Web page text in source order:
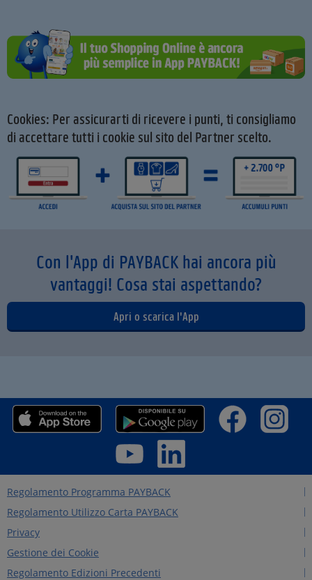
Cookies: Per assicurarti di ricevere i punti, ti consigliamo
di accettare tutti i cookie sul sito del Partner scelto.
Con l'App di PAYBACK hai ancora più
vantaggi! Cosa stai aspettando?
Apri o scarica l'App
Regolamento Programma PAYBACK
Regolamento Utilizzo Carta PAYBACK
Privacy
Gestione dei Cookie
Regolamento Edizioni Precedenti